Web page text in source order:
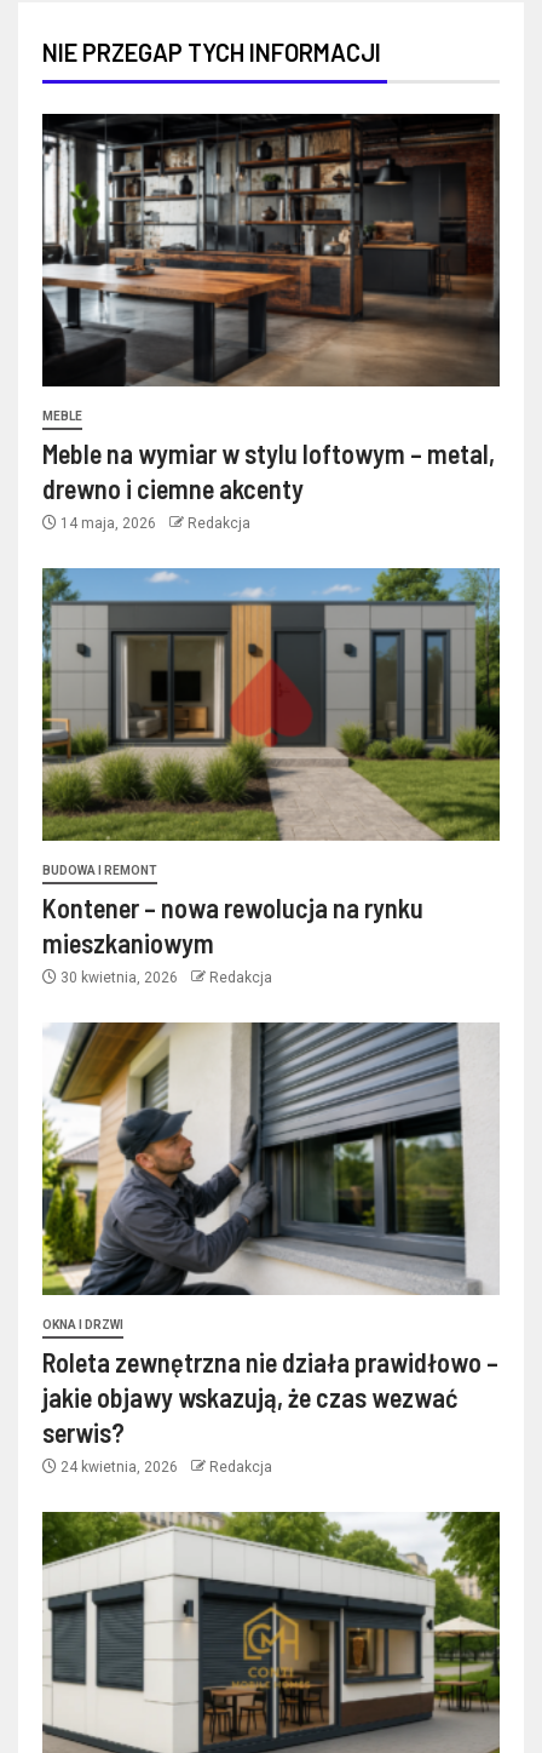
NIE PRZEGAP TYCH INFORMACJI
MEBLE
Meble na wymiar w stylu loftowym – metal,
drewno i ciemne akcenty
14 maja, 2026 Redakcja
BUDOWA I REMONT
Kontener – nowa rewolucja na rynku
mieszkaniowym
30 kwietnia, 2026 Redakcja
OKNA I DRZWI
Roleta zewnętrzna nie działa prawidłowo –
jakie objawy wskazują, że czas wezwać
serwis?
24 kwietnia, 2026 Redakcja